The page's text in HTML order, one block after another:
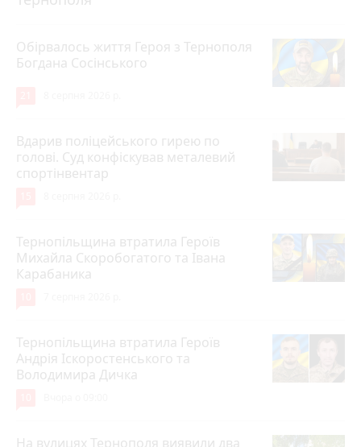
Обірвалось життя Героя з Тернополя
Богдана Сосінського
Вдарив поліцейського гирею по
голові. Суд конфіскував металевий
спортінвентар
Тернопільщина втратила Героїв
Михайла Скоробогатого та Івана
Карабаника
Тернопільщина втратила Героїв
Андрія Іскоростенського та
Володимира Дичка
На вулицях Тернополя виявили два